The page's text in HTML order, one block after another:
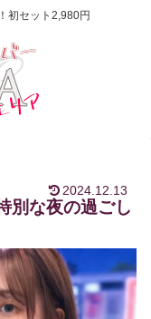
初セット2,980円
2024.12.13
別な夜の過ごし